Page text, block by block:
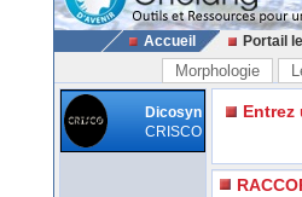
Accueil Portail
Morphologie
Dicosyn
CRISCO
Entrez